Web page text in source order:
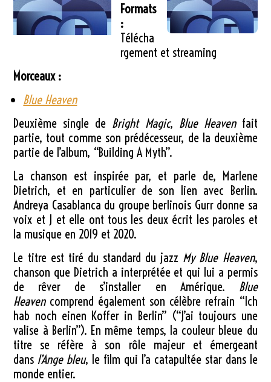
Formats
:
Télécha
rgement et streaming
Morceaux :
Blue Heaven
Deuxième single de Bright Magic, Blue Heavenfait
partie, tout comme son prédécesseur, de la deuxième
partie de l’album, “Building A Myth”.
La chanson est inspirée par, et parle de, Marlene
Dietrich, et en particulier de son lien avec Berlin.
Andreya Casablanca du groupe berlinois Gurr donne sa
voix et J et elle ont tous les deux écrit les paroles et
la musique en 2019 et 2020.
Le titre est tiré du standard du jazz My Blue Heaven,
chanson que Dietrich a interprétée et qui lui a permis
de rêver de s’installer en Amérique. Blue
Heavencomprend également son célèbre refrain “Ich
hab noch einen Koffer in Berlin” (“J’ai toujours une
valise à Berlin”). En même temps, la couleur bleue du
titre se réfère à son rôle majeur et émergeant
dans l’Ange bleu, le film qui l’a catapultée star dans le
monde entier.